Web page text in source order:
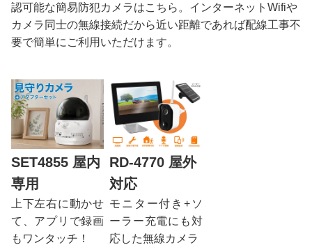
認可能な簡易防犯カメラはこちら。インターネットWifiや
カメラ同士の無線接続だから近い距離であれば配線工事不
要で簡単にご利用いただけます。
SET4855 屋内
専用
上下左右に動かせ
て、アプリで録画
もワンタッチ！
RD-4770 屋外
対応
モニター付き+ソ
ーラー充電にも対
応した無線カメラ